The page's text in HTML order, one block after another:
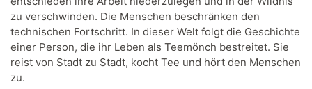
zu verschwinden. Die Menschen beschränken den
technischen Fortschritt. In dieser Welt folgt die Geschichte
einer Person, die ihr Leben als Teemönch bestreitet. Sie
reist von Stadt zu Stadt, kocht Tee und hört den Menschen
zu.